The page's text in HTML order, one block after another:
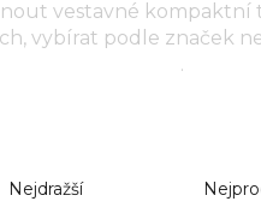
vestavné kompaktní
vybírat podle značek
.
Nejdražší